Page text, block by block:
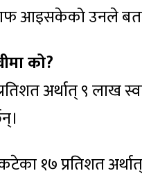
आइसकेको उनले
को?
अर्थात् ९ लाख
१७ प्रतिशत